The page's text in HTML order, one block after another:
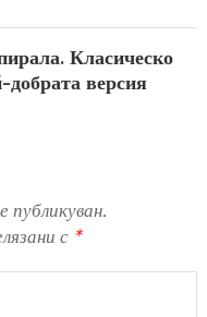
Класическо
версия
с *